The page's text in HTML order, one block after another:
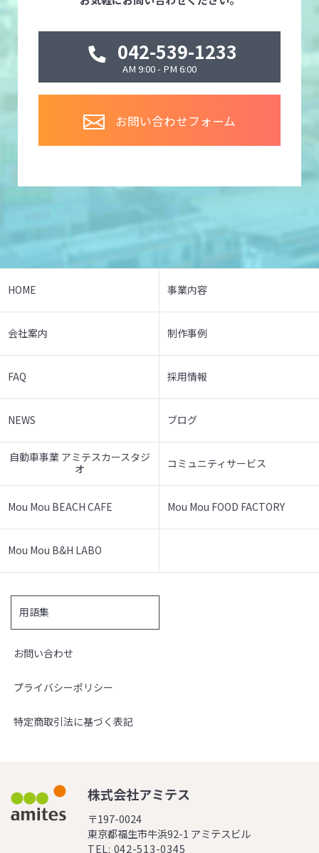
042-539-1233
AM 9:00 - PM 6:00
お問い合わせフォーム
HOME 事業内容
会社案内 制作事例
FAQ 採用情報
NEWS ブログ
自動車事業 アミテスカースタジ
オ
コミュニティサービス
Mou Mou BEACH CAFE Mou Mou FOOD FACTORY
Mou Mou B&H LABO
用語集
お問い合わせ
プライバシーポリシー
特定商取引法に基づく表記
株式会社アミテス
〒197-0024
東京都福生市牛浜92-1 アミテスビル
TEL: 042-513-0345